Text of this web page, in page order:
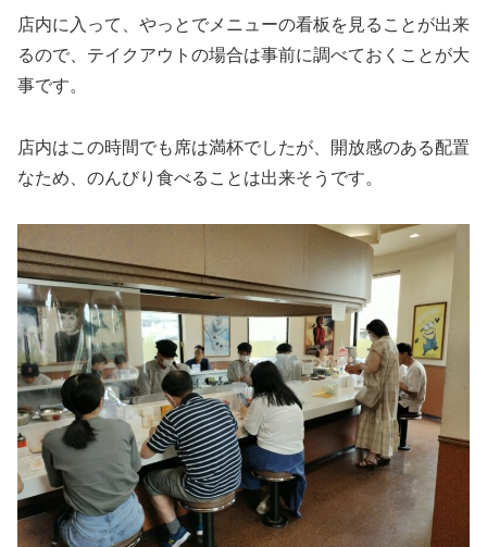
店内に入って、やっとでメニューの看板を見ることが出来
るので、テイクアウトの場合は事前に調べておくことが大
事です。
店内はこの時間でも席は満杯でしたが、開放感のある配置
なため、のんびり食べることは出来そうです。